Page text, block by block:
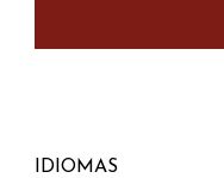
IDIOMAS